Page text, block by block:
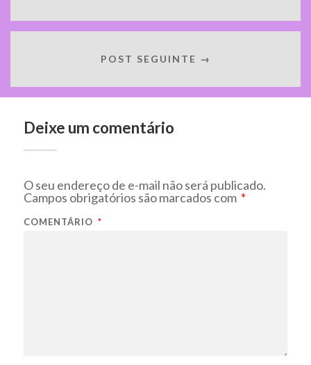
POST SEGUINTE →
Deixe um comentário
O seu endereço de e-mail não será publicado.
Campos obrigatórios são marcados com *
COMENTÁRIO *